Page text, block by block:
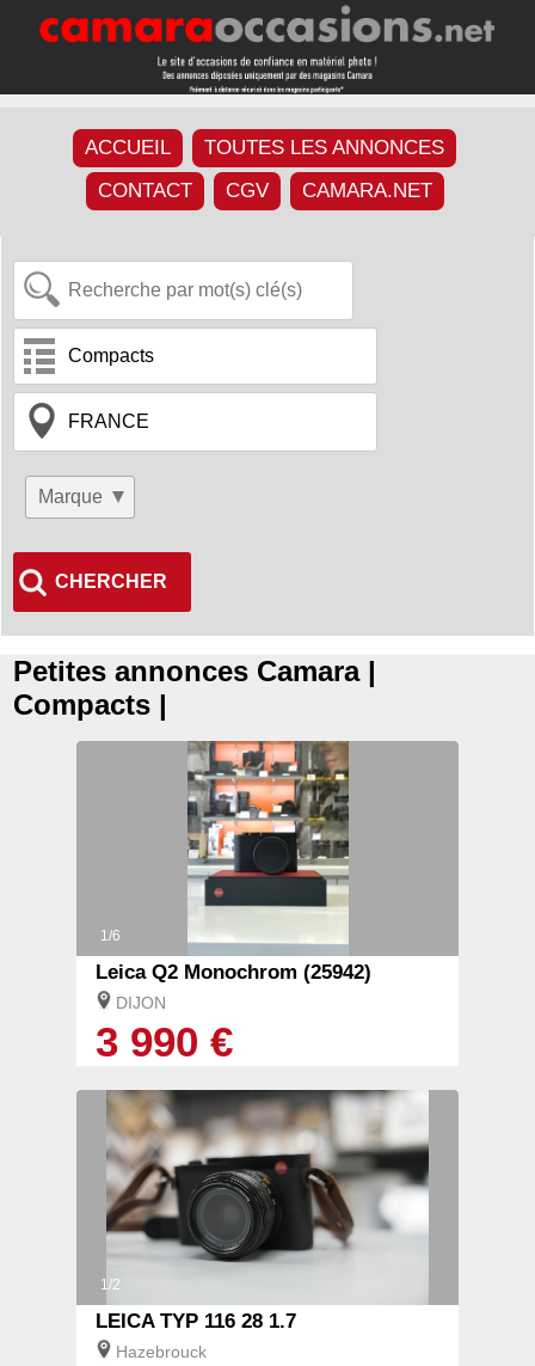
ACCUEIL
TOUTES LES ANNONCES
CONTACT
CGV CAMARA.NET
Marque
CHERCHER
Petites annonces Camara |
Compacts |
1/6
Leica Q2 Monochrom (25942)
DIJON
3 990 €
1/2
LEICA TYP 116 28 1.7
Hazebrouck